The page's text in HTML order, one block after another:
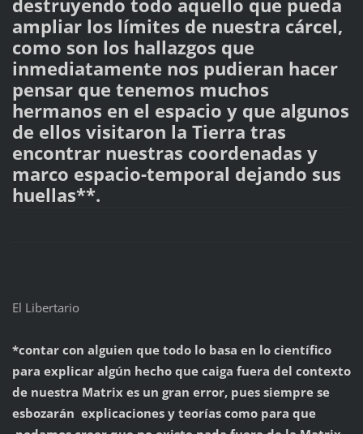
destruyendo todo aquello que pueda
ampliar los límites de nuestra cárcel,
como son los hallazgos que
inmediatamente nos pudieran hacer
pensar que tenemos muchos
hermanos en el espacio y que algunos
de ellos visitaron la Tierra tras
encontrar nuestras coordenadas y
marco espacio-temporal dejando sus
huellas**.
El Libertario
*contar con alguien que todo lo basa en lo científico
para explicar algún hecho que caiga fuera del contexto
de nuestra Matrix es un gran error, pues siempre se
esbozarán explicaciones y teorías como para que